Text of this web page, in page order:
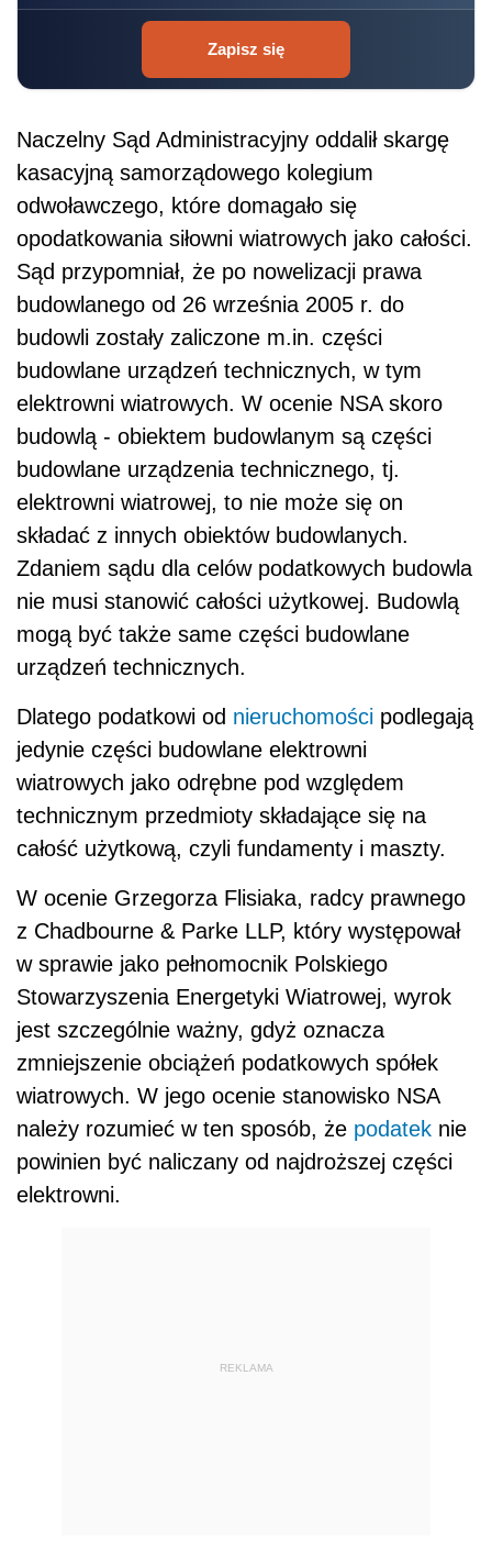
Zapisz się
Naczelny Sąd Administracyjny oddalił skargę
kasacyjną samorządowego kolegium
odwoławczego, które domagało się
opodatkowania siłowni wiatrowych jako całości.
Sąd przypomniał, że po nowelizacji prawa
budowlanego od 26 września 2005 r. do
budowli zostały zaliczone m.in. części
budowlane urządzeń technicznych, w tym
elektrowni wiatrowych. W ocenie NSA skoro
budowlą - obiektem budowlanym są części
budowlane urządzenia technicznego, tj.
elektrowni wiatrowej, to nie może się on
składać z innych obiektów budowlanych.
Zdaniem sądu dla celów podatkowych budowla
nie musi stanowić całości użytkowej. Budowlą
mogą być także same części budowlane
urządzeń technicznych.
Dlatego podatkowi od nieruchomości podlegają
jedynie części budowlane elektrowni
wiatrowych jako odrębne pod względem
technicznym przedmioty składające się na
całość użytkową, czyli fundamenty i maszty.
W ocenie Grzegorza Flisiaka, radcy prawnego
z Chadbourne & Parke LLP, który występował
w sprawie jako pełnomocnik Polskiego
Stowarzyszenia Energetyki Wiatrowej, wyrok
jest szczególnie ważny, gdyż oznacza
zmniejszenie obciążeń podatkowych spółek
wiatrowych. W jego ocenie stanowisko NSA
należy rozumieć w ten sposób, że podatek nie
powinien być naliczany od najdroższej części
elektrowni.
REKLAMA